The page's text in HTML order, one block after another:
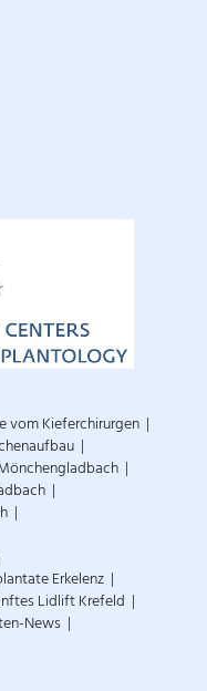
vom Kieferchirurgen
Erkelenz
Lidlift Krefeld
News